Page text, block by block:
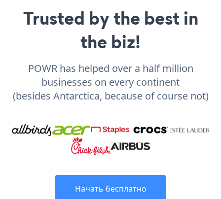
Trusted by the best in
the biz!
POWR has helped over a half million
businesses on every continent
(besides Antarctica, because of course not)
Начать бесплатно